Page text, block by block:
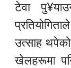
टेवा
उत्साह
खेलहरूमा